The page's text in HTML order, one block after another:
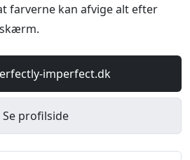
farverne kan afvige alt efter
imperfect.dk
Se profilside